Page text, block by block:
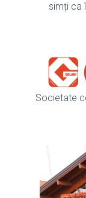
simți ca
Societate